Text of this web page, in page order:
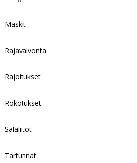
Maskit
Rajavalvonta
Rajoitukset
Rokotukset
Salaliitot
Tartunnat